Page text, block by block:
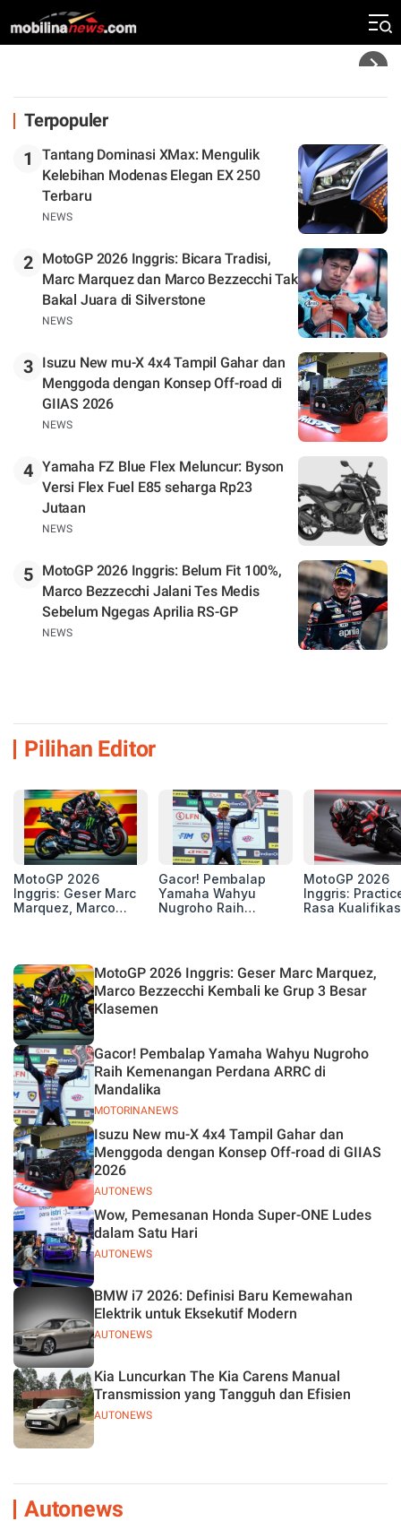
Klasemen
Terpopuler
1
Tantang Dominasi XMax: Mengulik
Kelebihan Modenas Elegan EX 250
Terbaru
NEWS
2
MotoGP 2026 Inggris: Bicara Tradisi,
Marc Marquez dan Marco Bezzecchi Tak
Bakal Juara di Silverstone
NEWS
3
Isuzu New mu-X 4x4 Tampil Gahar dan
Menggoda dengan Konsep Off-road di
GIIAS 2026
NEWS
4 Yamaha FZ Blue Flex Meluncur: Byson
Versi Flex Fuel E85 seharga Rp23
Jutaan
NEWS
5
MotoGP 2026 Inggris: Belum Fit 100%,
Marco Bezzecchi Jalani Tes Medis
Sebelum Ngegas Aprilia RS-GP
NEWS
Pilihan Editor
MotoGP 2026
Inggris: Geser Marc
Marquez, Marco
Gacor! Pembalap
Yamaha Wahyu
Nugroho Raih
MotoGP 2026
Inggris:
Rasa
Silverstone!
MotoGP 2026 Inggris: Geser Marc Marquez,
Marco Bezzecchi Kembali ke Grup 3 Besar
Klasemen
MOTORINANEWS
Gacor! Pembalap Yamaha Wahyu Nugroho
Raih Kemenangan Perdana ARRC di
Mandalika
AUTONEWS
Isuzu New mu-X 4x4 Tampil Gahar dan
Menggoda dengan Konsep Off-road di GIIAS
2026
AUTONEWS
Wow, Pemesanan Honda Super-ONE Ludes
dalam Satu Hari
AUTONEWS
BMW i7 2026: Definisi Baru Kemewahan
Elektrik untuk Eksekutif Modern
AUTONEWS
Kia Luncurkan The Kia Carens Manual
Transmission yang Tangguh dan Efisien
Autonews